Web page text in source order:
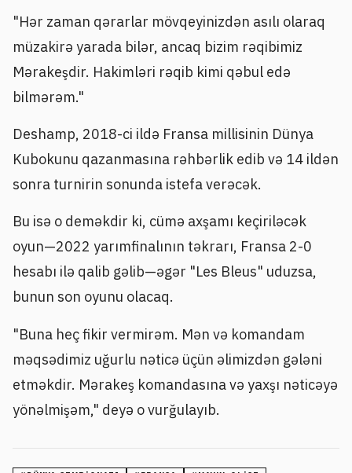
"Hər zaman qərarlar mövqeyinizdən asılı olaraq
müzakirə yarada bilər, ancaq bizim rəqibimiz
Mərakeşdir. Hakimləri rəqib kimi qəbul edə
bilmərəm."
Deshamp, 2018-ci ildə Fransa millisinin Dünya
Kubokunu qazanmasına rəhbərlik edib və 14 ildən
sonra turnirin sonunda istefa verəcək.
Bu isə o deməkdir ki, cümə axşamı keçiriləcək
oyun—2022 yarımfinalının təkrarı, Fransa 2-0
hesabı ilə qalib gəlib—əgər "Les Bleus" uduzsa,
bunun son oyunu olacaq.
"Buna heç fikir vermirəm. Mən və komandam
məqsədimiz uğurlu nəticə üçün əlimizdən gələni
etməkdir. Mərakeş komandasına və yaxşı nəticəyə
yönəlmişəm," deyə o vurğulayıb.